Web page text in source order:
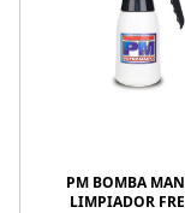
PM BOMBA
LIMPIADOR